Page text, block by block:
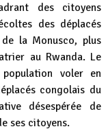
des citoyens
des déplacés
la Monusco, plus
au Rwanda. Le
population voler en
congolais du
désespérée de
ses citoyens.